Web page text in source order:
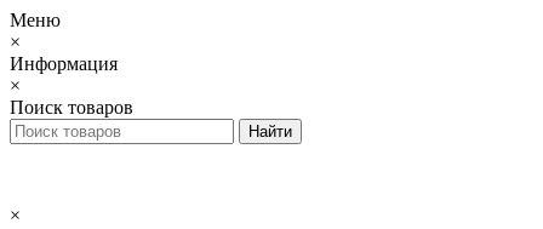
Меню
×
Информация
×
Поиск товаров
×